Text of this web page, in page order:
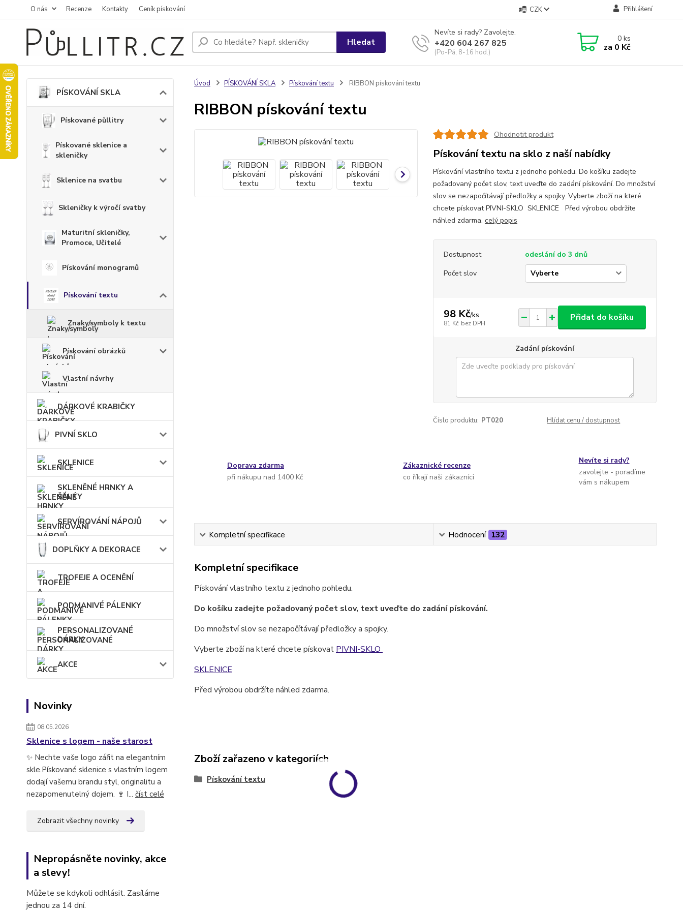
O nás Recenze Kontakty Ceník pískování CZK Přihlášení
Hledat
Nevíte si rady? Zavolejte.
+420 604 267 825
(Po-Pá, 8-16 hod.)
0ks
za 0 Kč
PÍSKOVÁNÍ SKLA
Pískované půllitry
Pískované sklenice a
skleničky
Sklenice na svatbu
Skleničky k výročí svatby
Maturitní skleničky,
Promoce, Učitelé
Pískování monogramů
Pískování textu
Znaky/symboly k textu
Pískování obrázků
Vlastní návrhy
DÁRKOVÉ KRABIČKY
PIVNÍ SKLO
SKLENICE
SKLENĚNÉ HRNKY A
ŠÁLKY
SERVÍROVÁNÍ NÁPOJŮ
DOPLŇKY A DEKORACE
TROFEJE A OCENĚNÍ
PODMANIVÉ PÁLENKY
PERSONALIZOVANÉ
DÁRKY
AKCE
Novinky
08.05.2026
Sklenice s logem - naše starost
✨ Nechte vaše logo zářit na elegantním
skle.Pískované sklenice s vlastním logem
dodají vašemu brandu styl, originalitu a
nezapomenutelný dojem. 🍷 I... číst celé
Zobrazit všechny novinky
Nepropásněte novinky, akce
a slevy!
Můžete se kdykoli odhlásit. Zasíláme
jednou za 14 dní.
Úvod PÍSKOVÁNÍ SKLA Pískování textu RIBBON pískování textu
RIBBON pískování textu
Ohodnotit produkt
Pískování textu na sklo z naší nabídky
Pískování vlastního textu z jednoho pohledu. Do košíku zadejte
požadovaný počet slov, text uveďte do zadání pískování. Do množství
slov se nezapočítávají předložky a spojky. Vyberte zboží na které
chcete pískovat PIVNI-SKLO SKLENICE Před výrobou obdržíte
náhled zdarma. celý popis
Dostupnost
odeslání do 3 dnů
Počet slov
98 Kč/ks
81 Kč bez DPH
Přidat do košíku
Zadání pískování
Číslo produktu: PT020 Hlídat cenu / dostupnost
Doprava zdarma
při nákupu nad 1400 Kč
Zákaznické recenze
co říkají naši zákazníci
Nevíte si rady?
zavolejte - poradíme
vám s nákupem
Kompletní specifikace Hodnocení 132
Kompletní specifikace
Pískování vlastního textu z jednoho pohledu.
Do košíku zadejte požadovaný počet slov, text uveďte do zadání pískování.
Do množství slov se nezapočítávají předložky a spojky.
Vyberte zboží na které chcete pískovat PIVNI-SKLO
SKLENICE
Před výrobou obdržíte náhled zdarma.
Zboží zařazeno v kategoriích
Pískování textu